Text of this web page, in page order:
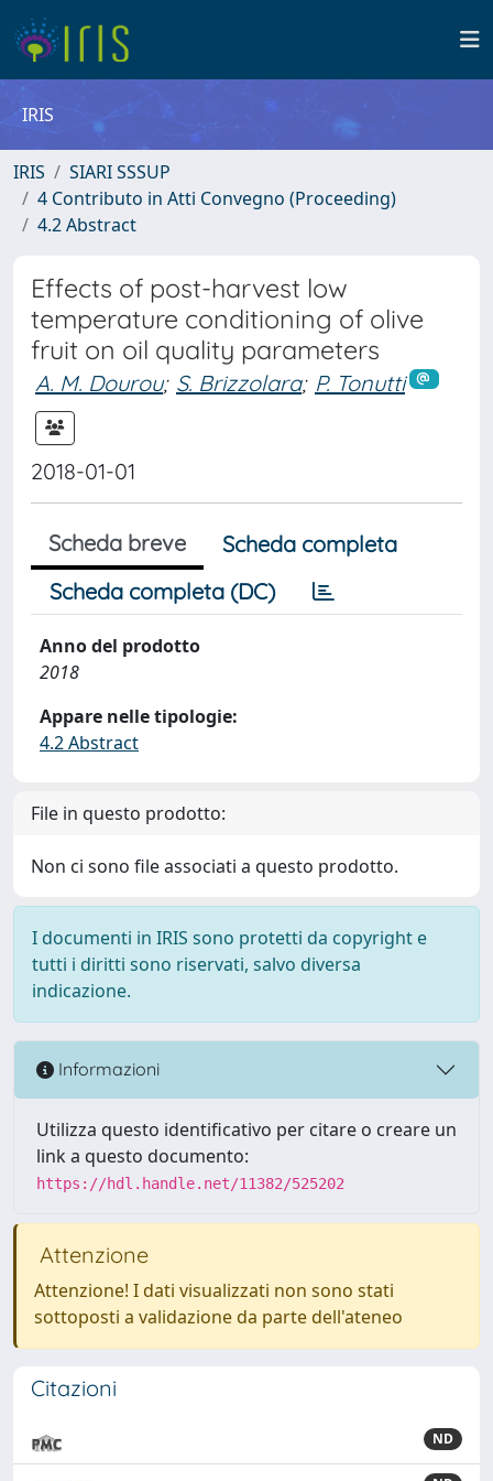
IRIS
IRIS
SIARI SSSUP
4 Contributo in Atti Convegno (Proceeding)
4.2 Abstract
Effects of post-harvest low
temperature conditioning of olive
fruit on oil quality parameters
A. M. Dourou; S. Brizzolara; P. Tonutti
2018-01-01
Scheda breve
Scheda completa
Scheda completa (DC)
Anno del prodotto
2018
Appare nelle tipologie:
4.2 Abstract
File in questo prodotto:
Non ci sono file associati a questo prodotto.
I documenti in IRIS sono protetti da copyright e
tutti i diritti sono riservati, salvo diversa
indicazione.
Informazioni
Utilizza questo identificativo per citare o creare un
link a questo documento:
https://hdl.handle.net/11382/525202
Attenzione
Attenzione! I dati visualizzati non sono stati
sottoposti a validazione da parte dell'ateneo
Citazioni
ND